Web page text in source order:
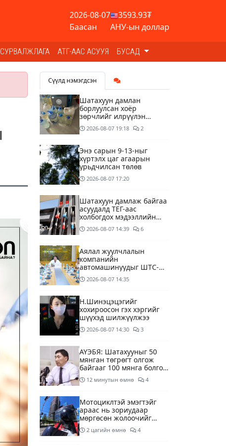
2026-08-07
Баасан
3593.93₮
АНУ-ын доллар
СУРВАЛЖЛАГА АТГ-ААС АСУУЯ БУСАД
Сүүлд нэмэгдсэн
Шатахуун дамлан
борлуулсан хоёр
зөрчлийг илрүүлэн
шалгаж байна
2026-08-07 19:18 2
Энэ сарын 9-13-ныг
хүртэлх цаг агаарын
урьдчилсан төлөв
2026-08-07 17:20
Шатахуун дамлаж байгаа
асуудалд ТЕГ-аас
холбогдох мэдээллийн
дагуу шалгалтын
ажиллагааг эрчимжүүлж
2026-08-07 14:39 6
Аялал жуулчлалын
компанийн
автомашинуудыг ШТС-
ууд хязгаарлалтгүйгээр
шатахуун олгох
2026-08-07 14:35
Н.Шинэцэцэгийг
хохироосон гэх хэргийг
шүүхэд шилжүүлжээ
2026-08-07 14:30 3
АҮЭБЯ: Шатахууныг 50
мянган төгрөгт олгож
байгааг 100 мянга болгож
нэмэгдүүлэхээр ажиллаж
байна
12 минутын өмнө 4
Мотоциклтэй эмэгтэйг
араас нь зориудаар
мөргөсөн жолоочийг
ажлаас нь чөлөөлжээ
2 цагийн өмнө 4